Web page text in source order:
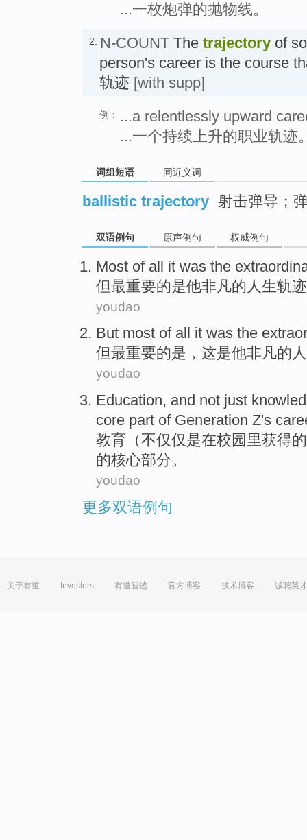
...一枚炮弹的抛物线。
2. N-COUNT The trajectory of
person's career is the course
轨迹 [with supp]
例：
...a relentlessly upward
...一个持续上升的职业轨迹
词组短语 同近义词
ballistic trajectory 射击弹导；
双语例句 原声例句 权威例句
Most ofall it was the
但最重要的是他非凡的 人生轨迹
youdao
But most of all it was the
但最重要的是 ， 这是他非凡的
youdao
Education, and not just
core part of Generation Z's
教育 （不仅仅是在校园里获得的
的核心部分。
youdao
更多双语例句
关于有道 Investors 有道智选 官方博客 技术博客 诚聘英才